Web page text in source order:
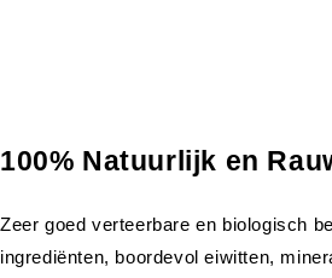
100% Natuurlijk en
Zeer goed verteerbare en biologisch
ingrediënten, boordevol eiwitten,